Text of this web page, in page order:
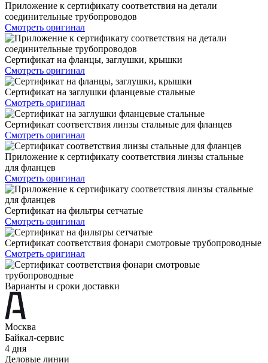
Приложение к сертификату соответствия на детали
соединительные трубопроводов
Смотреть оригинал
Сертификат на фланцы, заглушки, крышки
Смотреть оригинал
Сертификат на заглушки фланцевые стальные
Смотреть оригинал
Сертификат соответствия линзы стальные для фланцев
Смотреть оригинал
Приложение к сертификату соответствия линзы стальные
для фланцев
Смотреть оригинал
Сертификат на фильтры сетчатые
Смотреть оригинал
Сертификат соответствия фонари смотровые трубопроводные
Смотреть оригинал
Варианты и сроки доставки
Москва
Байкал-сервис
4 дня
Деловые линии